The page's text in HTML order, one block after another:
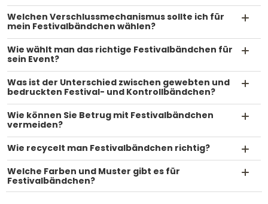
Welchen Verschlussmechanismus sollte ich für
mein Festivalbändchen wählen?
Wie wählt man das richtige Festivalbändchen für
sein Event?
Was ist der Unterschied zwischen gewebten und
bedruckten Festival- und Kontrollbändchen?
Wie können Sie Betrug mit Festivalbändchen
vermeiden?
Wie recycelt man Festivalbändchen richtig?
Welche Farben und Muster gibt es für
Festivalbändchen?